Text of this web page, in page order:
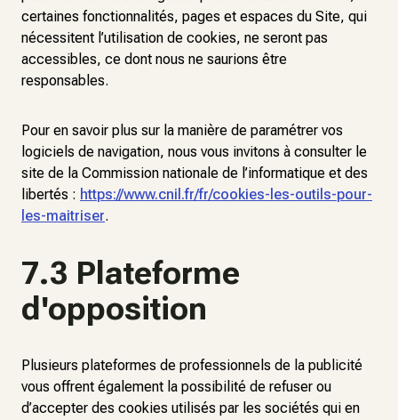
certaines fonctionnalités, pages et espaces du Site, qui
nécessitent l’utilisation de cookies, ne seront pas
accessibles, ce dont nous ne saurions être
responsables.
Pour en savoir plus sur la manière de paramétrer vos
logiciels de navigation, nous vous invitons à consulter le
site de la Commission nationale de l’informatique et des
libertés : https://www.cnil.fr/fr/cookies-les-outils-pour-
les-maitriser.
7.3 Plateforme
d'opposition
Plusieurs plateformes de professionnels de la publicité
vous offrent également la possibilité de refuser ou
d’accepter des cookies utilisés par les sociétés qui en